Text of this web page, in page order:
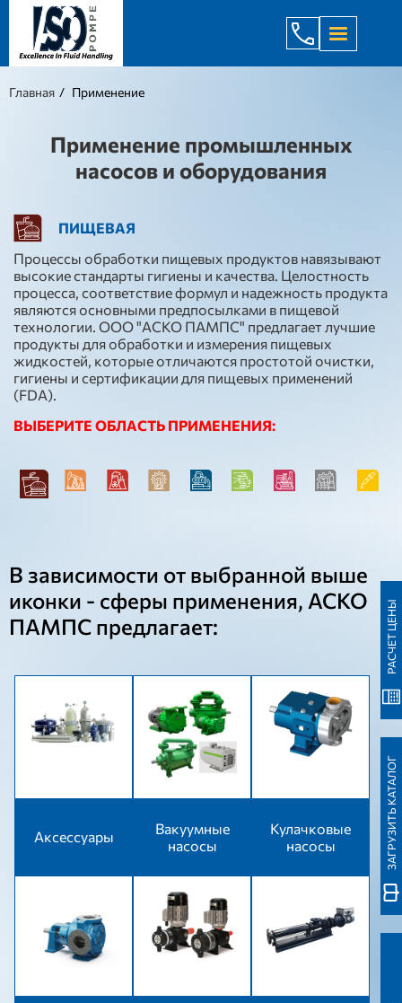
+998 971
Главная Применение
Применение промышленных
насосов и оборудования
ПИЩЕВАЯ
Процессы обработки пищевых продуктов навязывают
высокие стандарты гигиены и качества. Целостность
процесса, соответствие формул и надежность продукта
являются основными предпосылками в пищевой
технологии. ООО "АСКО ПАМПС" предлагает лучшие
продукты для обработки и измерения пищевых
жидкостей, которые отличаются простотой очистки,
гигиены и сертификации для пищевых применений
(FDA).
ВЫБЕРИТЕ ОБЛАСТЬ ПРИМЕНЕНИЯ:
В зависимости от выбранной выше
иконки - сферы применения, АСКО
ПАМПС предлагает:
Аксессуары
Вакуумные
насосы
Кулачковые
насосы
ЗАГРУЗИТЬ КАТАЛОГ
РАСЧЕТ ЦЕНЫ